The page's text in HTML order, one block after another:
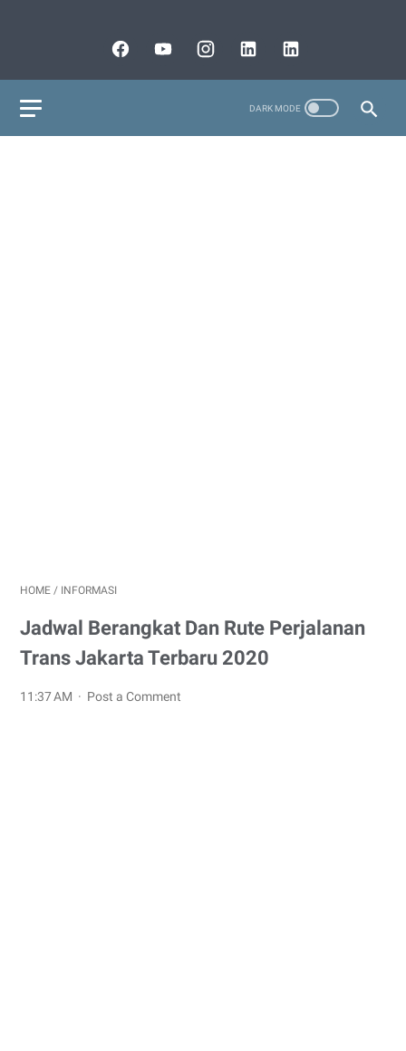
HOME / INFORMASI
Jadwal Berangkat Dan Rute Perjalanan
Trans Jakarta Terbaru 2020
11:37 AM Post a Comment